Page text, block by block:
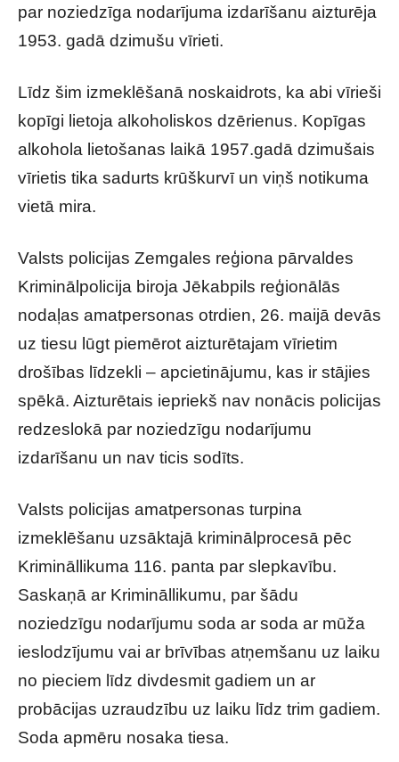
par noziedzīga nodarījuma izdarīšanu aizturēja
1953. gadā dzimušu vīrieti.
Līdz šim izmeklēšanā noskaidrots, ka abi vīrieši
kopīgi lietoja alkoholiskos dzērienus. Kopīgas
alkohola lietošanas laikā 1957.gadā dzimušais
vīrietis tika sadurts krūškurvī un viņš notikuma
vietā mira.
Valsts policijas Zemgales reģiona pārvaldes
Kriminālpolicija biroja Jēkabpils reģionālās
nodaļas amatpersonas otrdien, 26. maijā devās
uz tiesu lūgt piemērot aizturētajam vīrietim
drošības līdzekli – apcietinājumu, kas ir stājies
spēkā. Aizturētais iepriekš nav nonācis policijas
redzeslokā par noziedzīgu nodarījumu
izdarīšanu un nav ticis sodīts.
Valsts policijas amatpersonas turpina
izmeklēšanu uzsāktajā kriminālprocesā pēc
Krimināllikuma 116. panta par slepkavību.
Saskaņā ar Krimināllikumu, par šādu
noziedzīgu nodarījumu soda ar soda ar mūža
ieslodzījumu vai ar brīvības atņemšanu uz laiku
no pieciem līdz divdesmit gadiem un ar
probācijas uzraudzību uz laiku līdz trim gadiem.
Soda apmēru nosaka tiesa.